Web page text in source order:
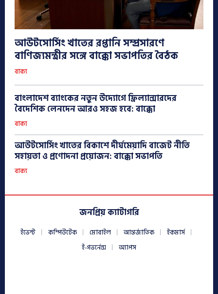
আউটসোর্সিং খাতের রপ্তানি সম্প্রসারণে
বাণিজ্যমন্ত্রীর সঙ্গে বাক্কো সভাপতির বৈঠক
বাক্য
বাংলাদেশ ব্যাংকের নতুন উদ্যোগে ফ্রিল্যান্সারদের
বৈদেশিক লেনদেন আরও সহজ হবে: বাক্কো
বাক্য
আউটসোর্সিং খাতের বিকাশে দীর্ঘমেয়াদি বাজেট নীতি
সহায়তা ও প্রণোদনা প্রয়োজন: বাক্কো সভাপতি
বাক্য
জনপ্রিয় ক্যাটাগরি
ইভেন্ট কম্পিউটেক মোবাইল আন্তর্জাতিক
ইকমার্স
ই-গভর্নেন্স
অ্যাপস